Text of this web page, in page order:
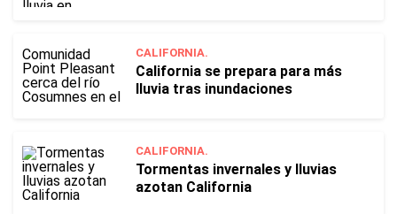
CALIFORNIA.
California se prepara para más
lluvia tras inundaciones
CALIFORNIA.
Tormentas invernales y lluvias
azotan California